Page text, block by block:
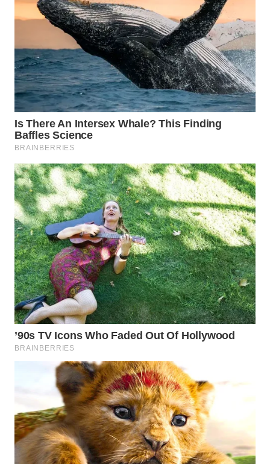
WN
KARO
WN
SIMALUNGUN
WN
LABUHANBATU
WN
TAPANULI
TENGAH
WN DELI
SERDANG
WN
TEBING
TINGGI
WN
PAKPAK
WN
KARAWANG
WN
BOGOR